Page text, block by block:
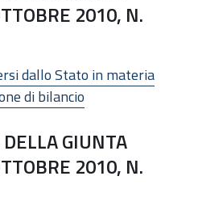
2010, N.
dallo Stato in materia
di bilancio
GIUNTA
2010, N.